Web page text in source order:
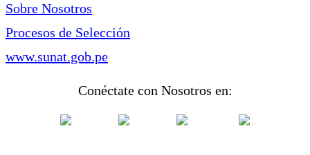
Sobre Nosotros
Procesos de Selección
www.sunat.gob.pe
Conéctate con Nosotros en: